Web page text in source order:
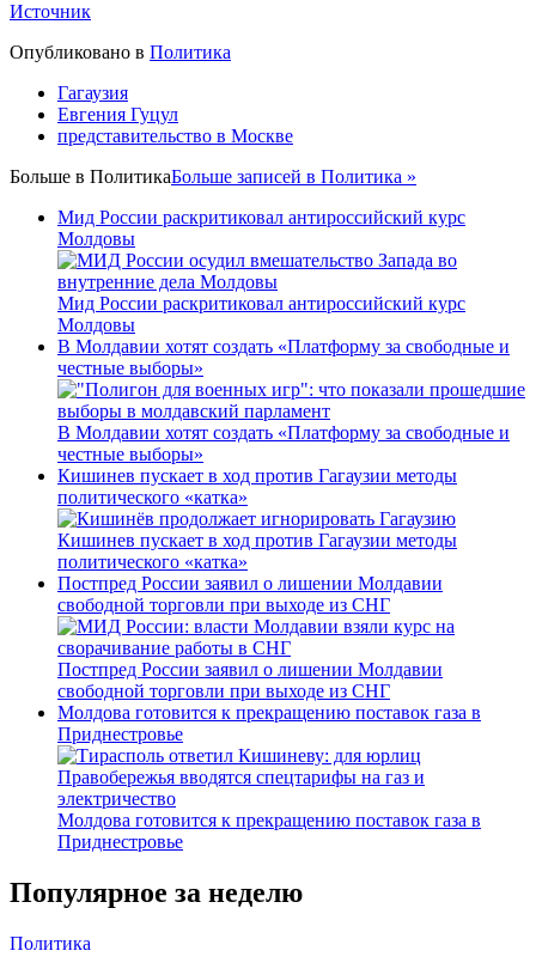
Источник
Опубликовано в Политика
Гагаузия
Евгения Гуцул
представительство в Москве
Больше в ПолитикаБольше записей в Политика »
Мид России раскритиковал антироссийский курс
Молдовы
Мид России раскритиковал антироссийский курс
Молдовы
В Молдавии хотят создать «Платформу за свободные и
честные выборы»
В Молдавии хотят создать «Платформу за свободные и
честные выборы»
Кишинев пускает в ход против Гагаузии методы
политического «катка»
Кишинев пускает в ход против Гагаузии методы
политического «катка»
Постпред России заявил о лишении Молдавии
свободной торговли при выходе из СНГ
Постпред России заявил о лишении Молдавии
свободной торговли при выходе из СНГ
Молдова готовится к прекращению поставок газа в
Приднестровье
Молдова готовится к прекращению поставок газа в
Приднестровье
Популярное за неделю
Политика